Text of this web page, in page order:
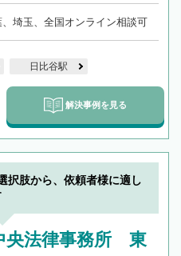
埼玉、全国オンライン相談可
日比谷駅
解決事例を見る
択肢から、依頼者様に適し
央法律事務所 東